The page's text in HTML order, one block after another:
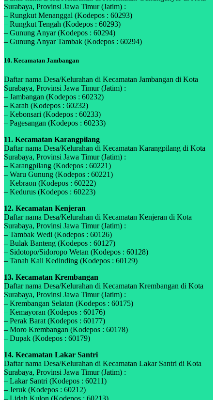
Surabaya, Provinsi Jawa Timur (Jatim) :
– Rungkut Menanggal (Kodepos : 60293)
– Rungkut Tengah (Kodepos : 60293)
– Gunung Anyar (Kodepos : 60294)
– Gunung Anyar Tambak (Kodepos : 60294)
10. Kecamatan Jambangan
Daftar nama Desa/Kelurahan di Kecamatan Jambangan di Kota
Surabaya, Provinsi Jawa Timur (Jatim) :
– Jambangan (Kodepos : 60232)
– Karah (Kodepos : 60232)
– Kebonsari (Kodepos : 60233)
– Pagesangan (Kodepos : 60233)
11. Kecamatan Karangpilang
Daftar nama Desa/Kelurahan di Kecamatan Karangpilang di Kota
Surabaya, Provinsi Jawa Timur (Jatim) :
– Karangpilang (Kodepos : 60221)
– Waru Gunung (Kodepos : 60221)
– Kebraon (Kodepos : 60222)
– Kedurus (Kodepos : 60223)
12. Kecamatan Kenjeran
Daftar nama Desa/Kelurahan di Kecamatan Kenjeran di Kota
Surabaya, Provinsi Jawa Timur (Jatim) :
– Tambak Wedi (Kodepos : 60126)
– Bulak Banteng (Kodepos : 60127)
– Sidotopo/Sidoropo Wetan (Kodepos : 60128)
– Tanah Kali Kedinding (Kodepos : 60129)
13. Kecamatan Krembangan
Daftar nama Desa/Kelurahan di Kecamatan Krembangan di Kota
Surabaya, Provinsi Jawa Timur (Jatim) :
– Krembangan Selatan (Kodepos : 60175)
– Kemayoran (Kodepos : 60176)
– Perak Barat (Kodepos : 60177)
– Moro Krembangan (Kodepos : 60178)
– Dupak (Kodepos : 60179)
14. Kecamatan Lakar Santri
Daftar nama Desa/Kelurahan di Kecamatan Lakar Santri di Kota
Surabaya, Provinsi Jawa Timur (Jatim) :
– Lakar Santri (Kodepos : 60211)
– Jeruk (Kodepos : 60212)